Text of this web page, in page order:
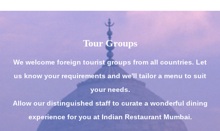
Tour Groups
We welcome foreign tourist groups from all countries. Let
us know your requirements and we'll tailor a menu to suit
your needs.
Allow our distinguished staff to curate a wonderful dining
experience for you at Indian Restaurant Mumbai.